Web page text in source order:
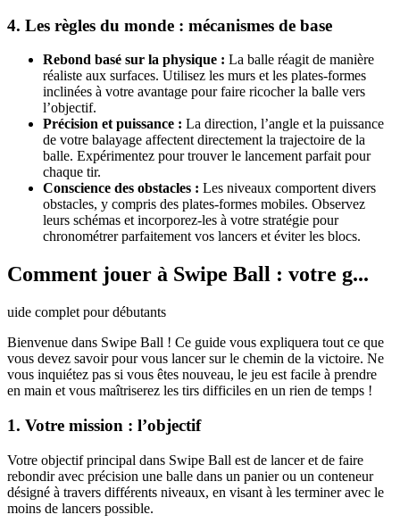
4. Les règles du monde : mécanismes de base
Rebond basé sur la physique : La balle réagit de manière
réaliste aux surfaces. Utilisez les murs et les plates-formes
inclinées à votre avantage pour faire ricocher la balle vers
l’objectif.
Précision et puissance : La direction, l’angle et la puissance
de votre balayage affectent directement la trajectoire de la
balle. Expérimentez pour trouver le lancement parfait pour
chaque tir.
Conscience des obstacles : Les niveaux comportent divers
obstacles, y compris des plates-formes mobiles. Observez
leurs schémas et incorporez-les à votre stratégie pour
chronométrer parfaitement vos lancers et éviter les blocs.
Comment jouer à Swipe Ball : votre g...
uide complet pour débutants
Bienvenue dans Swipe Ball ! Ce guide vous expliquera tout ce que
vous devez savoir pour vous lancer sur le chemin de la victoire. Ne
vous inquiétez pas si vous êtes nouveau, le jeu est facile à prendre
en main et vous maîtriserez les tirs difficiles en un rien de temps !
1. Votre mission : l’objectif
Votre objectif principal dans Swipe Ball est de lancer et de faire
rebondir avec précision une balle dans un panier ou un conteneur
désigné à travers différents niveaux, en visant à les terminer avec le
moins de lancers possible.